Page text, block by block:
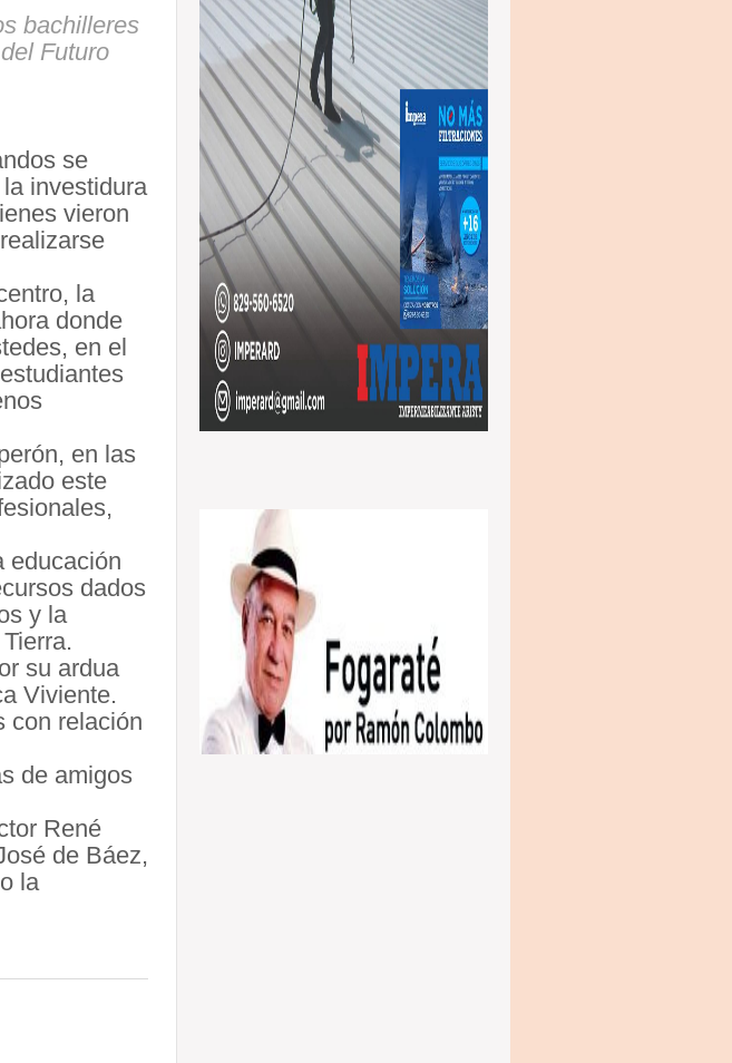
bachilleres
Futuro
se
investidura
vieron
la
donde
en el
en las
este
educación
dados
y la
su ardua
Viviente.
con relación
de amigos
René
de Báez,
la